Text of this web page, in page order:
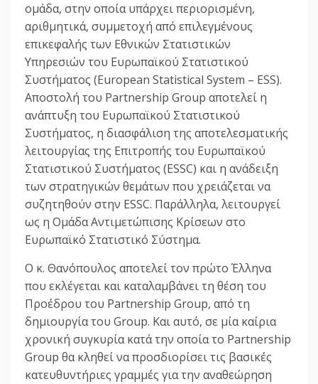
ομάδα, στην οποία υπάρχει περιορισμένη,
αριθμητικά, συμμετοχή από επιλεγμένους
επικεφαλής των Εθνικών Στατιστικών
Υπηρεσιών του Ευρωπαϊκού Στατιστικού
Συστήματος (European Statistical System – ESS).
Αποστολή του Partnership Group αποτελεί η
ανάπτυξη του Ευρωπαϊκού Στατιστικού
Συστήματος, η διασφάλιση της αποτελεσματικής
λειτουργίας της Επιτροπής του Ευρωπαϊκού
Στατιστικού Συστήματος (ESSC) και η ανάδειξη
των στρατηγικών θεμάτων που χρειάζεται να
συζητηθούν στην ESSC. Παράλληλα, λειτουργεί
ως η Ομάδα Αντιμετώπισης Κρίσεων στο
Ευρωπαϊκό Στατιστικό Σύστημα.
Ο κ. Θανόπουλος αποτελεί τον πρώτο Έλληνα
που εκλέγεται και καταλαμβάνει τη θέση του
Προέδρου του Partnership Group, από τη
δημιουργία του Group. Και αυτό, σε μία καίρια
χρονική συγκυρία κατά την οποία το Partnership
Group θα κληθεί να προσδιορίσει τις βασικές
κατευθυντήριες γραμμές για την αναθεώρηση